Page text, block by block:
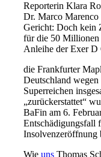
Reporterin Klara
Dr. Marco Marenco
Gericht: Doch kein
für die 50 Millionen
Anleihe der Exer D
die Frankfurter
Deutschland
Superreichen
„zurückerstattet“
BaFin am 6.
Entschädigungsfall
Insolvenzeröffnung
Wie unsThomas